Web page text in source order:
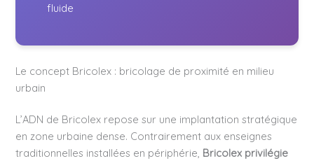
fluide
Le concept Bricolex : bricolage de proximité en milieu
urbain
L’ADN de Bricolex repose sur une implantation stratégique
en zone urbaine dense. Contrairement aux enseignes
traditionnelles installées en périphérie, Bricolex privilégie